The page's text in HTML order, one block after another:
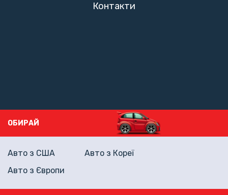
Контакти
ОБИРАЙ
Авто з США
Авто з Кореї
Авто з Європи